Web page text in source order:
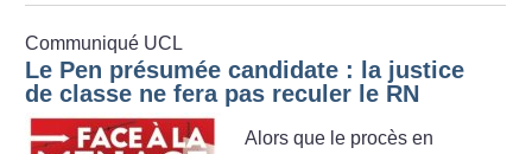
Communiqué UCL
Le Pen présumée candidate : la justice
de classe ne fera pas reculer le RN
Alors que le procès en